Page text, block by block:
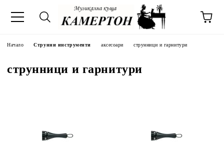
Начало Струнни инструменти аксесоари струнници и гарнитури
струнници и гарнитури